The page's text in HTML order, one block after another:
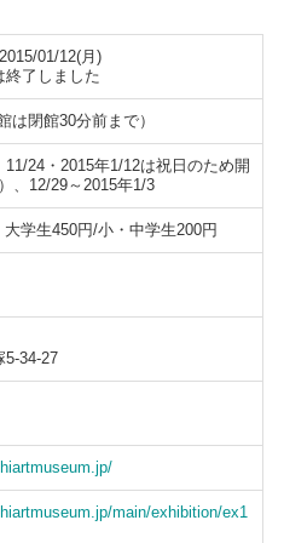
01/12(月)
了しました
は閉館30分前まで）
11/24・2015年1/12は祝日のため開
、12/29～2015年1/3
学生450円/小・中学生200円
5-34-27
main/exhibition/ex1